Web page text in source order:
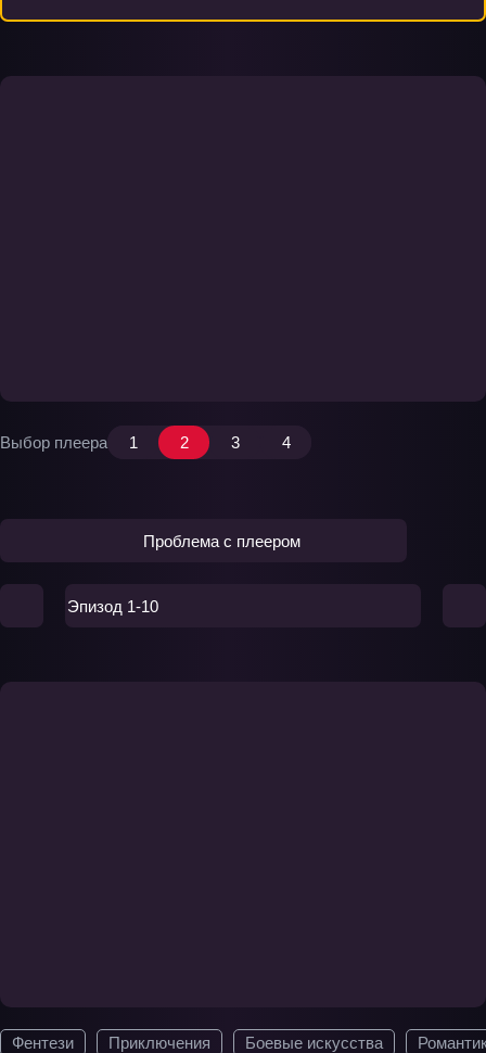
Фентези Приключения Боевые искусства
Выбор плеера 1 2 3 4
Проблема с плеером
Эпизод 1-10